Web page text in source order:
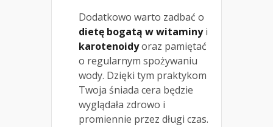
Dodatkowo warto zadbać o
dietę bogatą w witaminyi
karotenoidyoraz pamiętać
o regularnym spożywaniu
wody. Dzięki tym praktykom
Twoja śniada cera będzie
wyglądała zdrowo i
promiennie przez długi czas.